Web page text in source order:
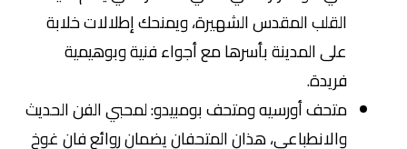
القلب المقدس الشهيرة، ويمنحك إطلالات خلابة
على المدينة بأسرها مع أجواء فنية وبوهيمية
فريدة.
متحف أورسيه ومتحف بومبيدو: لمحبي الفن الحديث
والانطباعي، هذان المتحفان يضمان روائع فان غوخ